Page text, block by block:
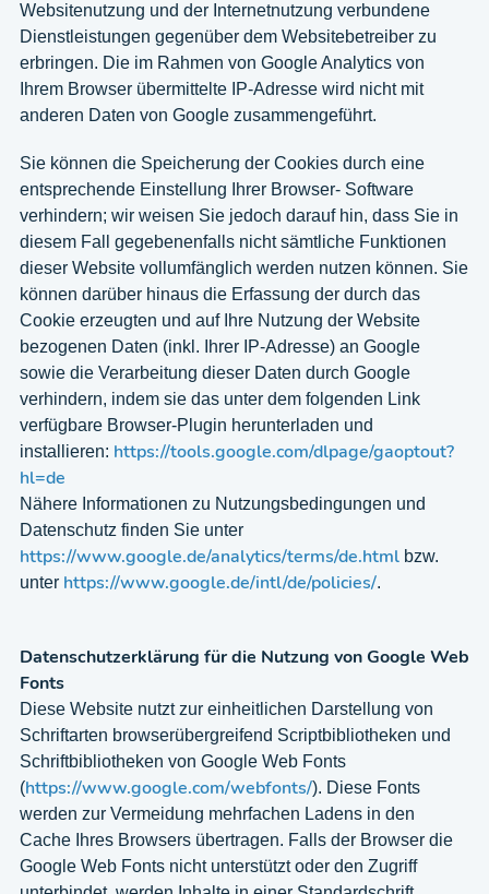
Websitenutzung und der Internetnutzung verbundene
Dienstleistungen gegenüber dem Websitebetreiber zu
erbringen. Die im Rahmen von Google Analytics von
Ihrem Browser übermittelte IP-Adresse wird nicht mit
anderen Daten von Google zusammengeführt.
Sie können die Speicherung der Cookies durch eine
entsprechende Einstellung Ihrer Browser- Software
verhindern; wir weisen Sie jedoch darauf hin, dass Sie in
diesem Fall gegebenenfalls nicht sämtliche Funktionen
dieser Website vollumfänglich werden nutzen können. Sie
können darüber hinaus die Erfassung der durch das
Cookie erzeugten und auf Ihre Nutzung der Website
bezogenen Daten (inkl. Ihrer IP-Adresse) an Google
sowie die Verarbeitung dieser Daten durch Google
verhindern, indem sie das unter dem folgenden Link
verfügbare Browser-Plugin herunterladen und
installieren: https://tools.google.com/dlpage/gaoptout?
hl=de
Nähere Informationen zu Nutzungsbedingungen und
Datenschutz finden Sie unter
https://www.google.de/analytics/terms/de.html bzw.
unter https://www.google.de/intl/de/policies/.
Datenschutzerklärung für die Nutzung von Google Web
Fonts
Diese Website nutzt zur einheitlichen Darstellung von
Schriftarten browserübergreifend Scriptbibliotheken und
Schriftbibliotheken von Google Web Fonts
(https://www.google.com/webfonts/). Diese Fonts
werden zur Vermeidung mehrfachen Ladens in den
Cache Ihres Browsers übertragen. Falls der Browser die
Google Web Fonts nicht unterstützt oder den Zugriff